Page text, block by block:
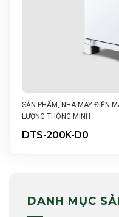
SẢN PHẨM NHÀ MÁY ĐIỆN
LƯỢNG THÔNG MINH
DTS-200K-D0
DANH MỤC